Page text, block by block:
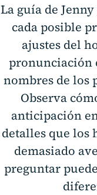
La guía de
cada posible
ajustes del
pronunciación
nombres de los
Observa
anticipación
detalles que los
demasiado
preguntar